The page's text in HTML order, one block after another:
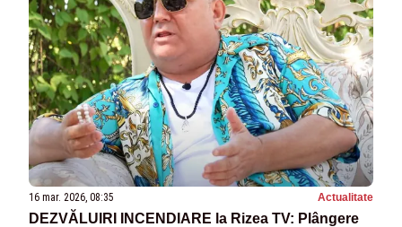
16 mar. 2026, 08:35 Actualitate
DEZVĂLUIRI INCENDIARE la Rizea TV: Plângere